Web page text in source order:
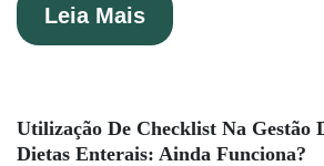
Leia Mais
Utilização De Checklist Na Gestão
Dietas Enterais: Ainda Funciona?